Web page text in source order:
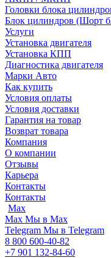
Головки блока
Блок цилиндров (Шорт
Услуги
Установка двигателя
Установка КПП
Диагностика двигателя
Марки Авто
Как купить
Условия оплаты
Условия доставки
Гарантия на товар
Возврат товара
Компания
О компании
Отзывы
Карьера
Контакты
Контакты
Max
Max Мы в Max
Telegram Мы в Telegram
8 800 600-40-82
+7 901 132-84-60